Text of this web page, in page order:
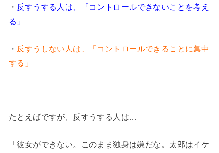
・ 反すうする人は、「コントロールできないことを考え
る」
・ 反すうしない人は、「コントロールできることに集中
する」
たとえばですが、反すうする人は…
「彼女ができない。このまま独身は嫌だな。太郎はイケ